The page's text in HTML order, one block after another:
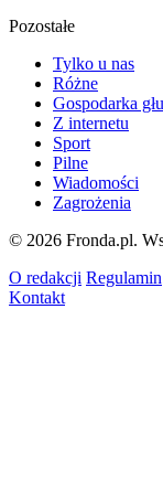
Pozostałe
Tylko u nas
Różne
Gospodarka
Z internetu
Sport
Pilne
Wiadomości
Zagrożenia
© 2026 Fronda.pl.
O redakcji Regulamin
Kontakt